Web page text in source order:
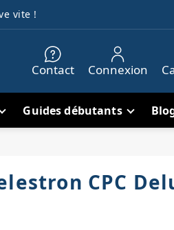
vite !
Contact Connexion
Guides débutants
CPC